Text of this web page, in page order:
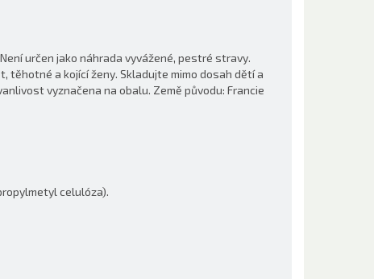
určen jako náhrada vyvážené, pestré stravy.
těhotné a kojící ženy. Skladujte mimo dosah dětí a
vyznačena na obalu. Země původu: Francie
celulóza).